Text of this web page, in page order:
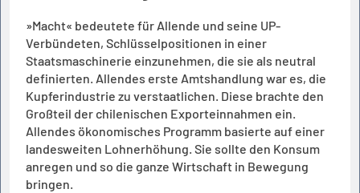
»Macht« bedeutete für Allende und seine UP-
Verbündeten, Schlüsselpositionen in einer
Staatsmaschinerie einzunehmen, die sie als neutral
definierten. Allendes erste Amtshandlung war es, die
Kupferindustrie zu verstaatlichen. Diese brachte den
Großteil der chilenischen Exporteinnahmen ein.
Allendes ökonomisches Programm basierte auf einer
landesweiten Lohnerhöhung. Sie sollte den Konsum
anregen und so die ganze Wirtschaft in Bewegung
bringen.